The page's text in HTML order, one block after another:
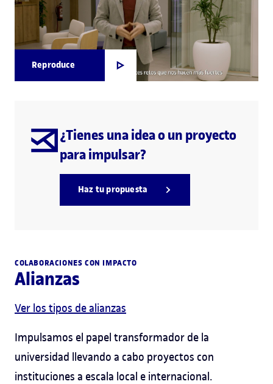
Reproduce
¿Tienes una idea o un proyecto
para impulsar?
Haz tu propuesta
COLABORACIONES CON IMPACTO
Alianzas
Ver los tipos de alianzas
Impulsamos el papel transformador de la
universidad llevando a cabo proyectos con
instituciones a escala local e internacional.